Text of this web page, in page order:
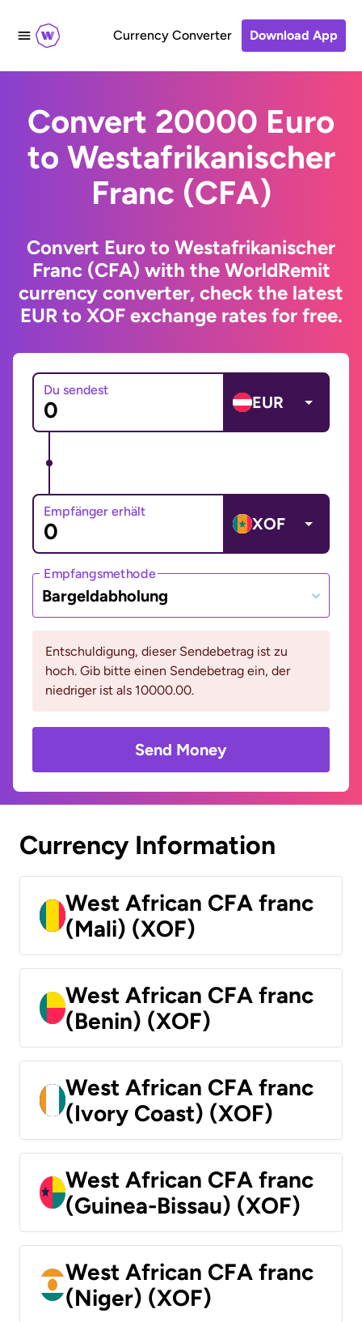
Currency Converter Download App
Convert 20000 Euro
to Westafrikanischer
Franc (CFA)
Convert Euro to Westafrikanischer
Franc (CFA) with the WorldRemit
currency converter, check the latest
EUR to XOF exchange rates for free.
Du sendest
EUR
Empfänger erhält
XOF
Empfangsmethode
Bargeldabholung
Entschuldigung, dieser Sendebetrag ist zu
hoch. Gib bitte einen Sendebetrag ein, der
niedriger ist als 10000.00.
Send Money
Currency Information
West African CFA franc
(Mali) (XOF)
West African CFA franc
(Benin) (XOF)
West African CFA franc
(Ivory Coast) (XOF)
West African CFA franc
(Guinea-Bissau) (XOF)
West African CFA franc
(Niger) (XOF)